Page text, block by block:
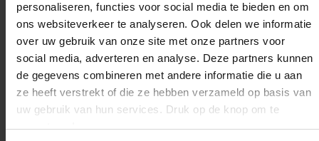
personaliseren, functies voor social media te bieden en om
ons websiteverkeer te analyseren. Ook delen we informatie
over uw gebruik van onze site met onze partners voor
social media, adverteren en analyse. Deze partners kunnen
de gegevens combineren met andere informatie die u aan
ze heeft verstrekt of die ze hebben verzameld op basis van
uw gebruik van hun services. Druk op de knop om te
accepteren!
Een maat die niet op de site staat? Hogere
draagkrachten? Speciale uitvoeringen? Onze